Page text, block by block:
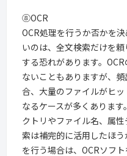
⑧OCR
OCR処理を行うか否かを
いのは、全文検索だけを
する恐れがあります。
ないこともありますが、
合、大量のファイルがヒ
なるケースが多くありま
クトリやファイル名、属
索は補完的に活用したほ
を行う場合は、OCRソフト